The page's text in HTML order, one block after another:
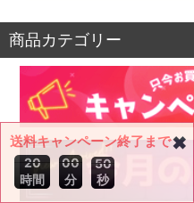
商品カテゴリー
✖
送料キャンペーン終了まで
20
時間
00
分
49
秒